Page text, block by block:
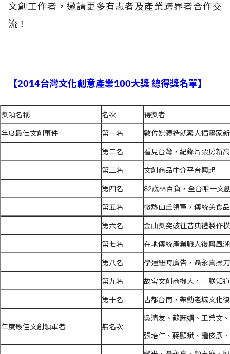
文創工作者，邀請更多有志者及產業跨界者合作交
流！
【2014台灣文化創意產業100大獎 總得獎名單】
獎項名稱 名次
得獎者
年度最佳文創事件
第一名
數位媒體造就素人插畫家
第二名
看見台灣，紀錄片票房新
第三名
文創商品中介平台興起
第四名
82歲林百貨，全台唯一文
第五名
微熱山丘領軍，傳統美食
第六名
金曲獎突破往昔典禮製作
第七名
在地傳統產業職人復興風潮
第八名
學運紐時廣告，聶永真操
第九名
故宮文創商機大，「朕知
第十名
古都台南，帶動老城文化
年度最佳文創領軍者 無名次
吳清友、蘇麗媚、王榮文
張培仁、蔣顯斌、鍾俊彥